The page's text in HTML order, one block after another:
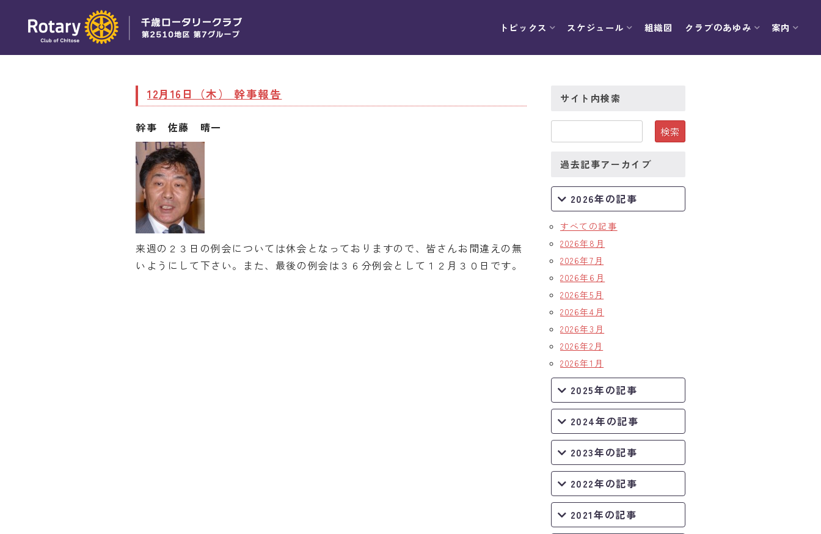
トピックス スケジュール 組織図 クラブのあゆみ 案内
12月16日（木） 幹事報告
幹事 佐藤 晴一
来週の２３日の例会については休会となっておりますので、皆さんお間違えの無
いようにして下さい。また、最後の例会は３６分例会として１２月３０日です。
サイト内検索
過去記事アーカイブ
2026年の記事
すべての記事
2026年8月
2026年7月
2026年6月
2026年5月
2026年4月
2026年3月
2026年2月
2026年1月
2025年の記事
2024年の記事
2023年の記事
2022年の記事
2021年の記事